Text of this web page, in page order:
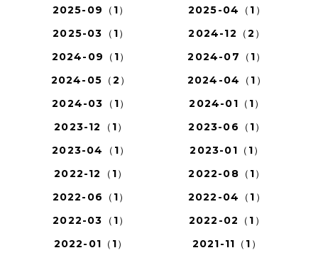
2025-09（1）
2025-04（1）
2025-03（1）
2024-12（2）
2024-09（1）
2024-07（1）
2024-05（2）
2024-04（1）
2024-03（1）
2024-01（1）
2023-12（1）
2023-06（1）
2023-04（1）
2023-01（1）
2022-12（1）
2022-08（1）
2022-06（1）
2022-04（1）
2022-03（1）
2022-02（1）
2022-01（1）
2021-11（1）